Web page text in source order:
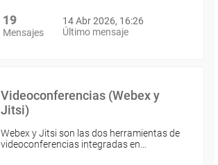
19
Mensajes
14 Abr 2026, 16:26
Último mensaje
Videoconferencias (Webex y
Jitsi)
Webex y Jitsi son las dos herramientas de
videoconferencias integradas en…